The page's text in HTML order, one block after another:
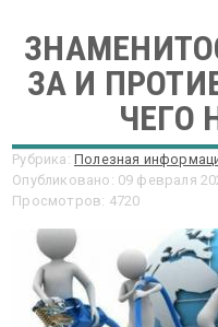
ЗА И
ЧЕГО
Рубрика: Полезная
Опубликовано: 09 февраля
Просмотров: 4720